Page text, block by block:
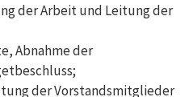
der Arbeit und Leitung der
Abnahme der
der Vorstandsmitglieder